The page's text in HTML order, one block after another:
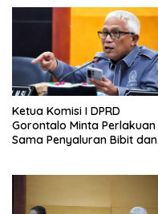
Ketua Komisi I DPRD
Gorontalo Minta Perlakuan
Sama Penyaluran Bibit dan